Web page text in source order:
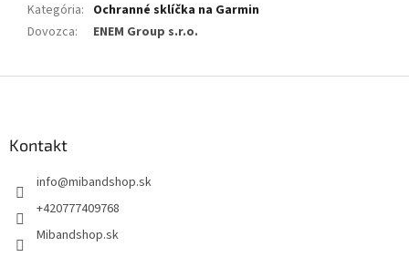
Kategória: Ochranné sklíčka na Garmin
Dovozca: ENEM Group s.r.o.
Kontakt
info@mibandshop.sk
+420777409768
Mibandshop.sk